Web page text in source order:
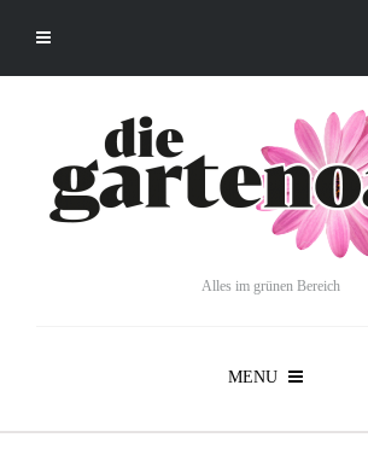
Alles im grünen Bereich
MENU